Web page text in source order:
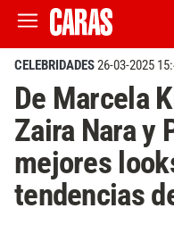
CELEBRIDADES26-03-2025
De Marcela
Zaira Nara y
mejores
tendencias